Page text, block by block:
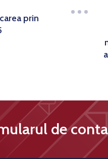
prin
de